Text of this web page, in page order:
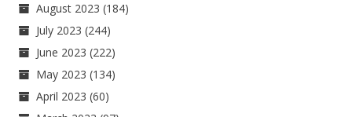
August 2023 (184)
July 2023 (244)
June 2023 (222)
May 2023 (134)
April 2023 (60)